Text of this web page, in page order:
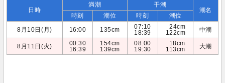
日時
満潮 干潮
潮名
時刻 潮位 時刻
潮位
8月10日(月)
16:00 135cm
07:10
18:39
24cm
122cm
中潮
8月11日(火)
00:30
16:39
154cm
139cm
08:00
19:30
18cm
113cm
大潮